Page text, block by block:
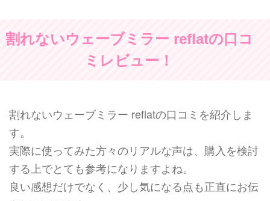
割れないウェーブミラー reflatの口コ
ミレビュー！
割れないウェーブミラー reflatの口コミを紹介しま
す。
実際に使ってみた方々のリアルな声は、購入を検討
する上でとても参考になりますよね。
良い感想だけでなく、少し気になる点も正直にお伝